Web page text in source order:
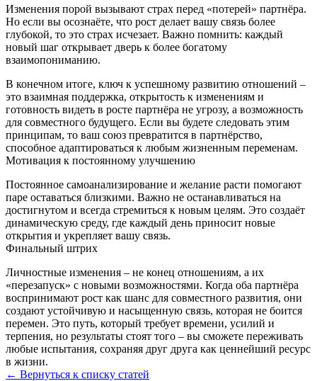
Изменения порой вызывают страх перед «потерей» партнёра.
Но если вы осознаёте, что рост делает вашу связь более
глубокой, то это страх исчезает. Важно помнить: каждый
новый шаг открывает дверь к более богатому
взаимопониманию.
В конечном итоге, ключ к успешному развитию отношений –
это взаимная поддержка, открытость к изменениям и
готовность видеть в росте партнёра не угрозу, а возможность
для совместного будущего. Если вы будете следовать этим
принципам, то ваш союз превратится в партнёрство,
способное адаптироваться к любым жизненным переменам.
Мотивация к постоянному улучшению
Постоянное самоанализирование и желание расти помогают
паре оставаться близкими. Важно не останавливаться на
достигнутом и всегда стремиться к новым целям. Это создаёт
динамическую среду, где каждый день приносит новые
открытия и укрепляет вашу связь.
Финальный штрих
Личностные изменения – не конец отношениям, а их
«перезапуск» с новыми возможностями. Когда оба партнёра
воспринимают рост как шанс для совместного развития, они
создают устойчивую и насыщенную связь, которая не боится
перемен. Это путь, который требует времени, усилий и
терпения, но результаты стоят того – вы сможете переживать
любые испытания, сохраняя друг друга как ценнейший ресурс
в жизни.
← Вернуться к списку статей